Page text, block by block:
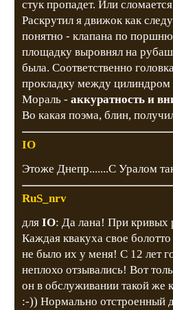
стук пропадет. Или
Раскрутил я движок как
понятно - клапана по
площадку выровнял на
была. Соответственно
прокладку между
Мораль - аккуратность и
Во какая поэма, блин,
IO
Этоже Днепр.......С Уралом
RuS_nrv
для IO: Да лана! При кривых
Каждая квакуха свое
не было их у меня! С 12 лет
неплохо отзывались! Вот
он в обслуживании такой же
:-)) Нормально отстроенный